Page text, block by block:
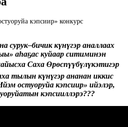
кэпсиир» конкурс
сурук–бичик күнүгэр аналлаах
аһаҕас куйаар ситиминэн
Саха Өрөспүүбүлүкэтигэр
тылын күнүгэр ананан иккис
остуоруйа кэпсиир» ийэлэр,
кэпсииллэрэ???